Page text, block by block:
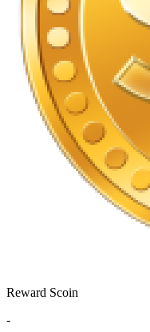
Reward Scoin
-